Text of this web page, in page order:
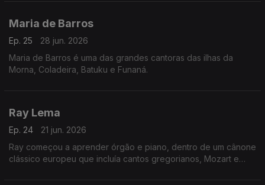
Maria de Barros
Ep. 25
28 jun. 2026
Maria de Barros é uma das grandes cantoras das ilhas da
Morna, Coladeira, Batuku e Funaná.
Ray Lema
Ep. 24
21 jun. 2026
Ray começou a aprender órgão e piano, dentro de um cânone
clássico europeu que incluía cantos gregorianos, Mozart e